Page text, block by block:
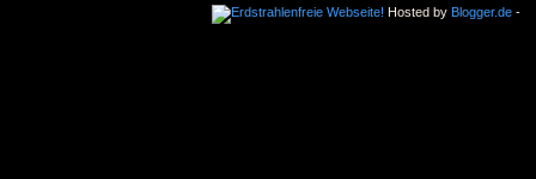
Hosted by Blogger.de-